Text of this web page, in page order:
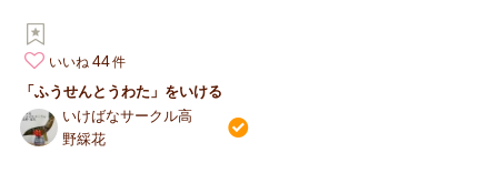
いいね 44
「ふうせんとうわた」をいける
いけばなサークル高
野綵花